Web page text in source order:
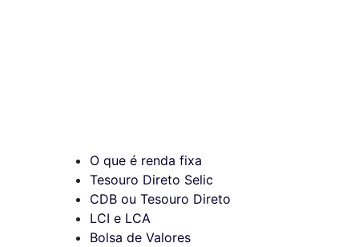
O que é renda fixa
Tesouro Direto Selic
CDB ou Tesouro Direto
LCI e LCA
Bolsa de Valores